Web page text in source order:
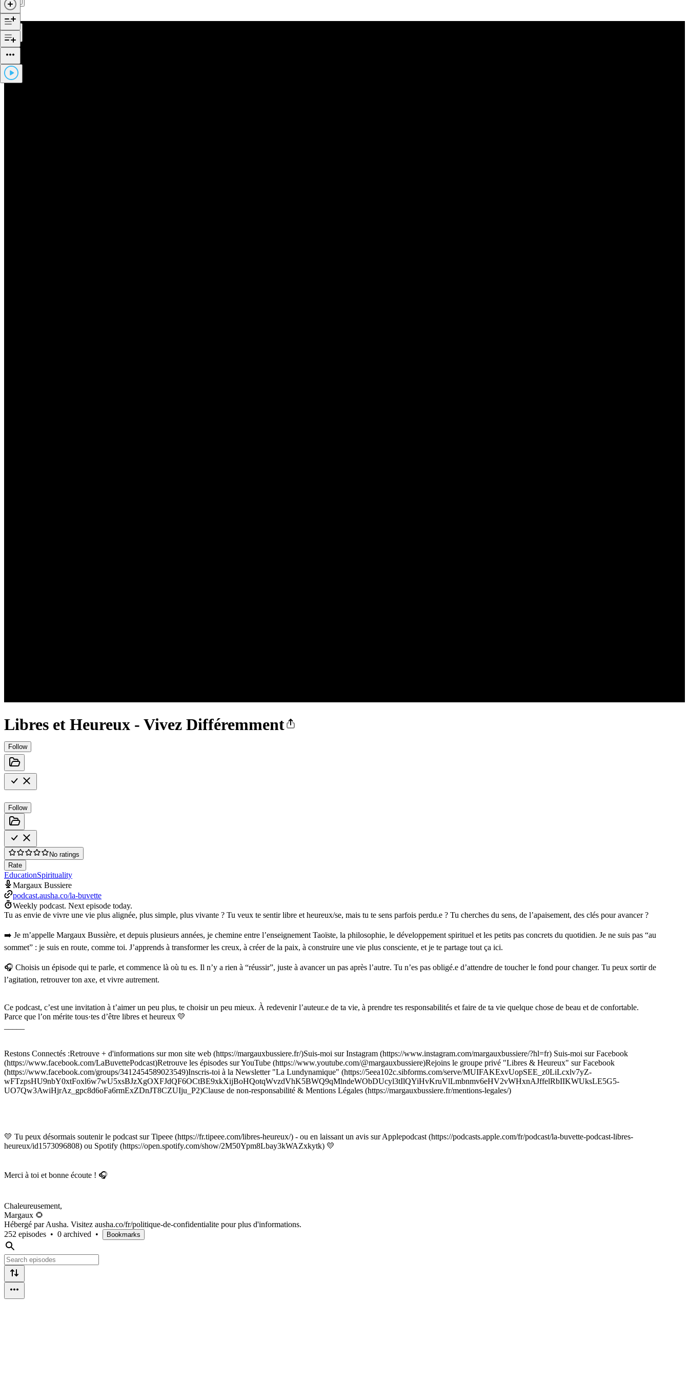
Libres et Heureux - Vivez Différemment
Follow
Follow
No ratings
Rate
EducationSpirituality
Margaux Bussiere
podcast.ausha.co/la-buvette
Weekly podcast. Next episode today.
Tu as envie de vivre une vie plus alignée, plus simple, plus vivante ? Tu veux te sentir libre et heureux/se, mais tu te sens parfois perdu.e ? Tu cherches du sens, de l’apaisement, des clés pour avancer ?
➡️ Je m’appelle Margaux Bussière, et depuis plusieurs années, je chemine entre l’enseignement Taoïste, la philosophie, le développement spirituel et les petits pas concrets du quotidien. Je ne suis pas “au
sommet” : je suis en route, comme toi. J’apprends à transformer les creux, à créer de la paix, à construire une vie plus consciente, et je te partage tout ça ici.
🎧 Choisis un épisode qui te parle, et commence là où tu es. Il n’y a rien à “réussir”, juste à avancer un pas après l’autre. Tu n’es pas obligé.e d’attendre de toucher le fond pour changer. Tu peux sortir de
l’agitation, retrouver ton axe, et vivre autrement.
Ce podcast, c’est une invitation à t’aimer un peu plus, te choisir un peu mieux. À redevenir l’auteur.e de ta vie, à prendre tes responsabilités et faire de ta vie quelque chose de beau et de confortable.
Parce que l’on mérite tous·tes d’être libres et heureux 💛
Restons Connectés :Retrouve + d'informations sur mon site web (https://margauxbussiere.fr/)Suis-moi sur Instagram (https://www.instagram.com/margauxbussiere/?hl=fr) Suis-moi sur Facebook
(https://www.facebook.com/LaBuvettePodcast)Retrouve les épisodes sur YouTube (https://www.youtube.com/@margauxbussiere)Rejoins le groupe privé "Libres & Heureux" sur Facebook
(https://www.facebook.com/groups/3412454589023549)Inscris-toi à la Newsletter "La Lundynamique" (https://5eea102c.sibforms.com/serve/MUIFAKExvUopSEE_z0LiLcxlv7yZ-
wFTzpsHU9nbY0xtFoxl6w7wU5xsBJzXgOXFJdQF6OCtBE9xkXijBoHQotqWvzdVhK5BWQ9qMlndeWObDUcyl3tIlQYiHvKruVlLmbnmv6eHV2vWHxnAJffelRbIIKWUksLE5G5-
UO7Qw3AwiHjrAz_gpc8d6oFa6rmExZDnJT8CZUIju_P2)Clause de non-responsabilité & Mentions Légales (https://margauxbussiere.fr/mentions-legales/)
💛 Tu peux désormais soutenir le podcast sur Tipeee (https://fr.tipeee.com/libres-heureux/) - ou en laissant un avis sur Applepodcast (https://podcasts.apple.com/fr/podcast/la-buvette-podcast-libres-
heureux/id1573096808) ou Spotify (https://open.spotify.com/show/2M50Ypm8Lbay3kWAZxkytk) 💛
Merci à toi et bonne écoute ! 🎧
Chaleureusement,
Margaux 🌻
Hébergé par Ausha. Visitez ausha.co/fr/politique-de-confidentialite pour plus d'informations.
252 episodes • 0 archived • Bookmarks